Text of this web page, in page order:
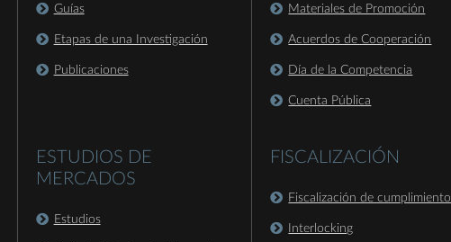
Guías
Etapas de una Investigación
Publicaciones
ESTUDIOS DE
MERCADOS
Estudios
Materiales de Promoción
Acuerdos de Cooperación
Día de la Competencia
Cuenta Pública
FISCALIZACIÓN
Fiscalización de cumplimiento
Interlocking